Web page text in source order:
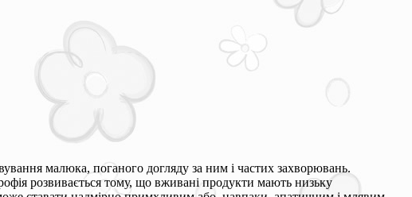
малюка, поганого догляду за ним і частих захворювань.
розвивається тому, що вживані продукти мають низьку